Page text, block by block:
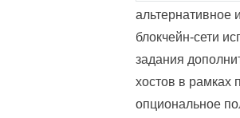
альтернативное
блокчейн-сети
задания
хостов в рамках
опциональное